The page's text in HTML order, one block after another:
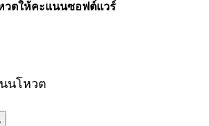
วตให้คะแนนซอฟต์แวร์
นโหวต